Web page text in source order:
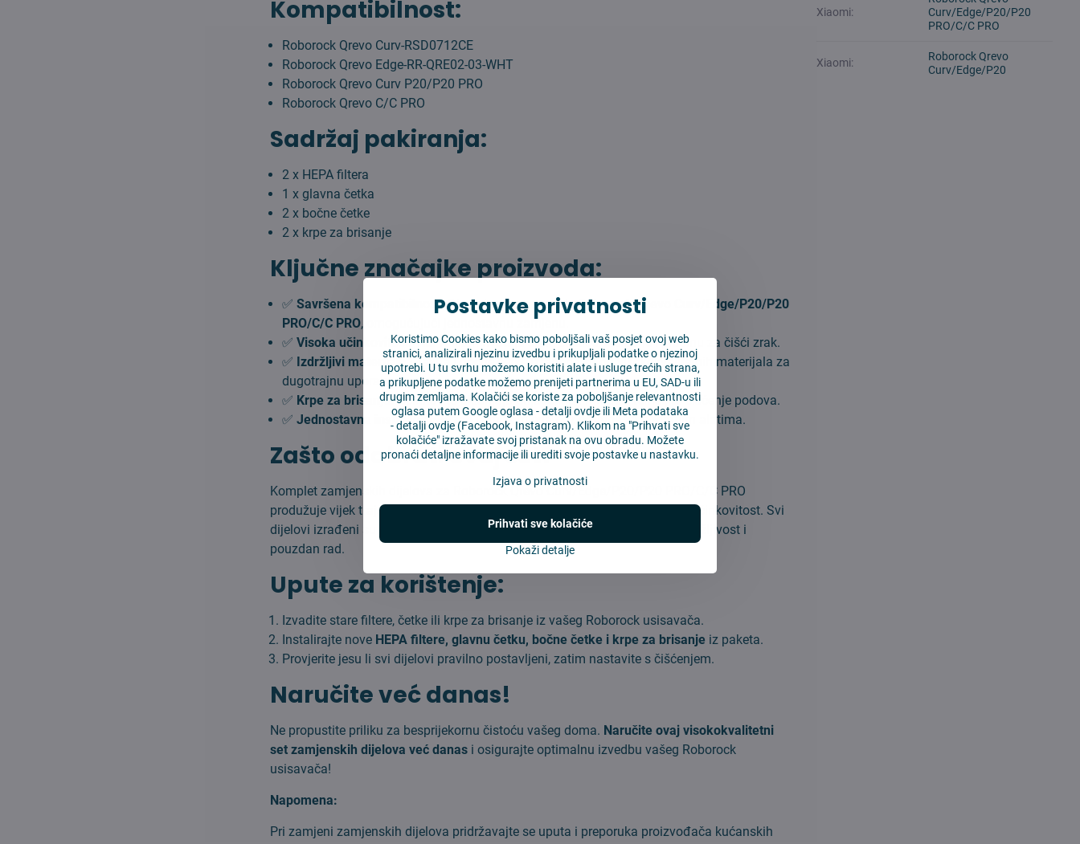
Kompatibilnost:
Roborock Qrevo Curv-RSD0712CE
Roborock Qrevo Edge-RR-QRE02-03-WHT
Roborock Qrevo Curv P20/P20 PRO
Roborock Qrevo C/C PRO
Sadržaj pakiranja:
2 x HEPA filtera
1 x glavna četka
2 x bočne četke
2 x krpe za brisanje
Ključne značajke proizvoda:
✅Savršena kompatibilnost:Dizajnirano za modeleRoborock Qrevo Curv/Edge/P20/P20
PRO/C/C PRO, omogućujući jednostavnu zamjenu.
✅Visoka učinkovitost:HEPA filteri hvataju sitne čestice, alergene i prašinu za čišći zrak.
✅ Izdržljivi materijali:Glavna i bočne četke izrađene su od visokokvalitetnih materijala za
dugotrajnu uporabu.
✅ Krpe za brisanje:Učinkovito uklanjaju prljavštinu i mrlje za temeljito čišćenje podova.
✅Jednostavna instalacija:Brza i laka zamjena bez potrebe za dodatnim alatima.
Zašto odabrati ovaj set?
Komplet zamjenskih dijelova za Roborock Qrevo Curv/Edge/P20/P20 PRO/C/C PRO
produžuje vijek trajanja vašeg usisavača i osigurava njegovu maksimalnu učinkovitost. Svi
dijelovi izrađeni su od visokokvalitetnih materijala, što jamči dugotrajnu izdržljivost i
pouzdan rad.
Upute za korištenje:
Izvadite stare filtere, četke ili krpe za brisanje iz vašeg Roborock usisavača.
Instalirajte nove HEPA filtere, glavnu četku, bočne četke i krpe za brisanje iz paketa.
Provjerite jesu li svi dijelovi pravilno postavljeni, zatim nastavite s čišćenjem.
Naručite već danas!
Ne propustite priliku za besprijekornu čistoću vašeg doma. Naručite ovaj visokokvalitetni
set zamjenskih dijelova već danas i osigurajte optimalnu izvedbu vašeg Roborock
usisavača!
Napomena:
Pri zamjeni zamjenskih dijelova pridržavajte se uputa i preporuka proizvođača kućanskih
Xiaomi:
Curv/Edge/P20/P20
PRO/C/C PRO
Xiaomi:
Roborock Qrevo
Curv/Edge/P20
Postavke privatnosti
Koristimo Cookies kako bismo poboljšali vaš posjet ovoj web
stranici, analizirali njezinu izvedbu i prikupljali podatke o njezinoj
upotrebi. U tu svrhu možemo koristiti alate i usluge trećih strana,
a prikupljene podatke možemo prenijeti partnerima u EU, SAD-u ili
drugim zemljama. Kolačići se koriste za poboljšanje relevantnosti
oglasa putem Google oglasa -detalji ovdje ili Meta podataka
-detalji ovdje (Facebook, Instagram). Klikom na "Prihvati sve
kolačiće" izražavate svoj pristanak na ovu obradu. Možete
pronaći detaljne informacije ili urediti svoje postavke u nastavku.
Izjava o privatnosti
Pokaži detalje
Prihvati sve kolačiće